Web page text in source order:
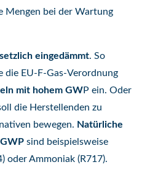
Mengen bei der Wartung
eingedämmt. So
die EU-F-Gas-Verordnung
mit hohem GWP ein. Oder
die Herstellenden zu
bewegen. Natürliche
sind beispielsweise
oder Ammoniak (R717).